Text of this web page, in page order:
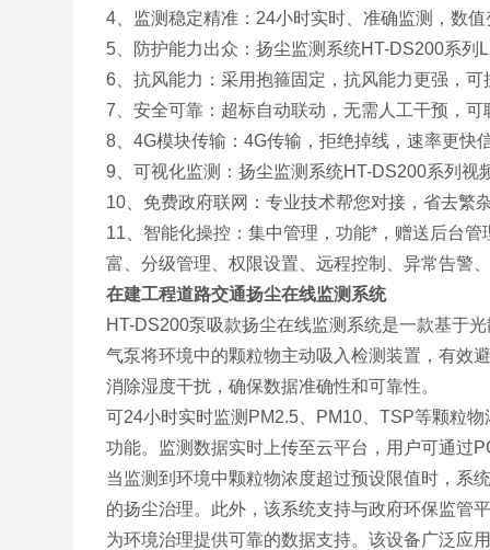
4、监测稳定精准：24小时实时、准确监测，数
5、防护能力出众：扬尘监测系统HT-DS200系列
6、抗风能力：采用抱箍固定，抗风能力更强，可
7、安全可靠：超标自动联动，无需人工干预，
8、4G模块传输：4G传输，拒绝掉线，速率更快
9、可视化监测：扬尘监测系统HT-DS200系列视
10、免费政府联网：专业技术帮您对接，省去繁
11、智能化操控：集中管理，功能*，赠送后台
富、分级管理、权限设置、远程控制、异常告警
在建工程道路交通扬尘在线监测系统
HT-DS200泵吸款扬尘在线监测系统是一款基于
气泵将环境中的颗粒物主动吸入检测装置，有效
消除湿度干扰，确保数据准确性和可靠性。
可24小时实时监测PM2.5、PM10、TSP等颗粒
功能。监测数据实时上传至云平台，用户可通过
当监测到环境中颗粒物浓度超过预设限值时，系
的扬尘治理。此外，该系统支持与政府环保监管
为环境治理提供可靠的数据支持。该设备广泛应